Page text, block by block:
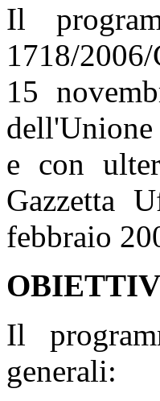
Il
1718/
15
dell'Unione
e con
Gazzetta
febbraio
Il
generali: